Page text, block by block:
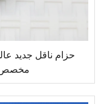
مخصص